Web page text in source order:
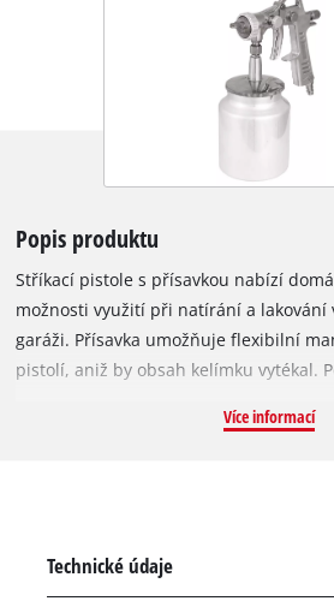
Popis produktu
Stříkací pistole s přísavkou nabízí
možnosti využití při natírání a lakování
garáži. Přísavka umožňuje flexibilní
pistolí, aniž by obsah kelímku vytékal.
přesně nastavit pro daný úkol. Otočná
připojení k rychlospojce na stlačený
Více informací
Technické údaje